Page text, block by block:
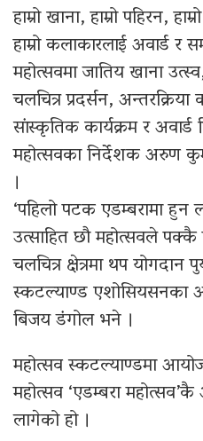
हाम्रो खाना, हाम्रो पहिरन,
हाम्रो कलाकारलाई अवार्ड र
महोत्सवमा जातिय खाना
चलचित्र प्रदर्सन, अन्तरक्रिया
सांस्कृतिक कार्यक्रम र
महोत्सवका निर्देशक अरुण
।
‘पहिलो पटक एडम्बरामा हुन
उत्साहित छौ महोत्सवले
चलचित्र क्षेत्रमा थप
स्कटल्याण्ड एशोसियसनका
बिजय डंगोल भने ।
महोत्सव स्कटल्याण्डमा
महोत्सव ‘एडम्बरा
लागेको हो ।